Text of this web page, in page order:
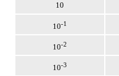
10
10-1
10-2
10-3